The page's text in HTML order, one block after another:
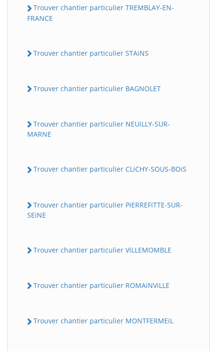
Trouver chantier particulier TREMBLAY-EN-
FRANCE
Trouver chantier particulier STAiNS
Trouver chantier particulier BAGNOLET
Trouver chantier particulier NEUiLLY-SUR-
MARNE
Trouver chantier particulier CLiCHY-SOUS-BOiS
Trouver chantier particulier PiERREFiTTE-SUR-
SEiNE
Trouver chantier particulier ViLLEMOMBLE
Trouver chantier particulier ROMAiNViLLE
Trouver chantier particulier MONTFERMEiL